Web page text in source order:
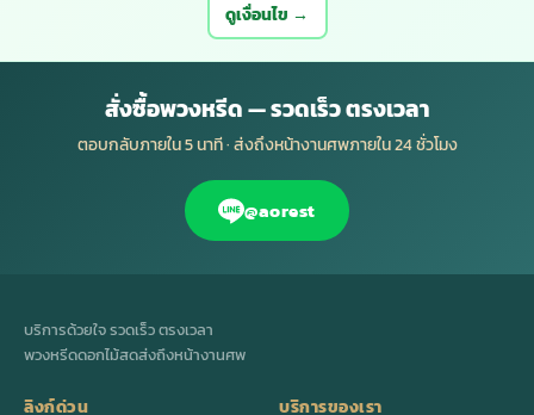
ดูเงื่อนไข →
สั่งซื้อพวงหรีด — รวดเร็ว ตรงเวลา
ตอบกลับภายใน 5 นาที · ส่งถึงหน้างานศพภายใน 24 ชั่วโมง
@aorest
บริการด้วยใจ รวดเร็ว ตรงเวลา
พวงหรีดดอกไม้สดส่งถึงหน้างานศพ
ลิงก์ด่วน บริการของเรา